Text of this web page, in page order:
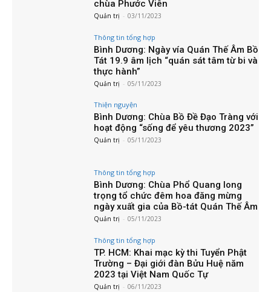
chùa Phước Viên
Quản trị - 03/11/2023
Thông tin tổng hợp
Bình Dương: Ngày vía Quán Thế Âm Bồ
Tát 19.9 âm lịch “quán sát tâm từ bi và
thực hành”
Quản trị - 05/11/2023
Thiện nguyện
Bình Dương: Chùa Bồ Đề Đạo Tràng với
hoạt động “sống để yêu thương 2023”
Quản trị - 05/11/2023
Thông tin tổng hợp
Bình Dương: Chùa Phổ Quang long
trọng tổ chức đêm hoa đăng mừng
ngày xuất gia của Bồ-tát Quán Thế Âm
Quản trị - 05/11/2023
Thông tin tổng hợp
TP. HCM: Khai mạc kỳ thi Tuyển Phật
Trường – Đại giới đàn Bửu Huệ năm
2023 tại Việt Nam Quốc Tự
Quản trị - 06/11/2023